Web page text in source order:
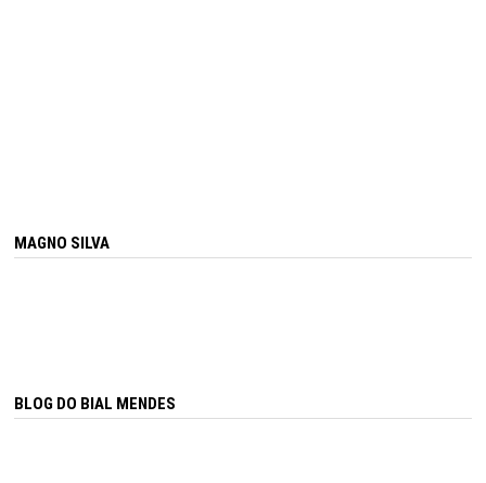
MAGNO SILVA
BLOG DO BIAL MENDES